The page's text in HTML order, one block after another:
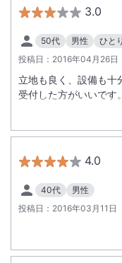
3.0
50代 男性
ひとり
投稿日： 2016年04月26日
立地も良く、設備も十
受付した方がいいです。
4.0
40代
男性
投稿日： 2016年03月11日